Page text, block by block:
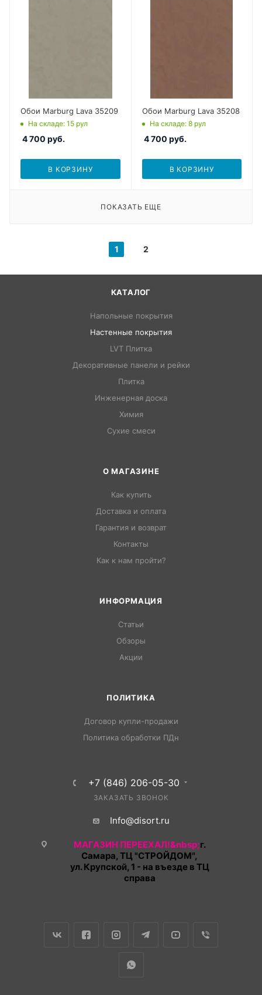
Обои Marburg Lava 35209
На складе: 15 рул
4 700 руб.
В КОРЗИНУ
Обои Marburg Lava 35208
На складе: 8 рул
4 700 руб.
В КОРЗИНУ
ПОКАЗАТЬ ЕЩЕ
1 2
КАТАЛОГ
Напольные покрытия
Настенные покрытия
LVT Плитка
Декоративные панели и рейки
Плитка
Инженерная доска
Химия
Сухие смеси
О МАГАЗИНЕ
Как купить
Доставка и оплата
Гарантия и возврат
Контакты
Как к нам пройти?
ИНФОРМАЦИЯ
Статьи
Обзоры
Акции
ПОЛИТИКА
Договор купли-продажи
Политика обработки ПДн
+7 (846) 206-05-30
ЗАКАЗАТЬ ЗВОНОК
Info@disort.ru
МАГАЗИН ПЕРЕЕХАЛ!&nbsp;г.
Самара, ТЦ "СТРОЙДОМ",
ул. Крупской, 1 - на въезде в ТЦ
справа